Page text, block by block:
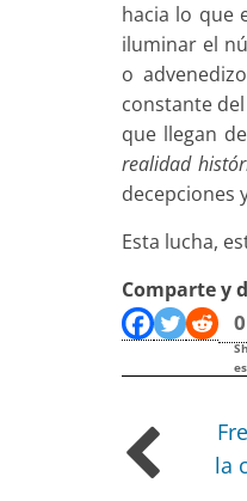
hacia lo que
iluminar el
o
constante
que llegan
realidad
decepciones
Esta lucha,
Comparte y
0
es
la